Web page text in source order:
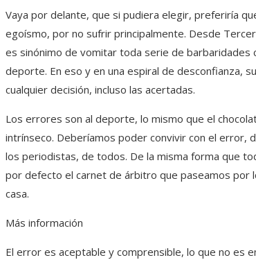
Vaya por delante, que si pudiera elegir, preferiría
egoísmo, por no sufrir principalmente. Desde
es sinónimo de vomitar toda serie de
deporte. En eso y en una espiral de desconfianza,
cualquier decisión, incluso las acertadas.
Los errores son al deporte, lo mismo que el
intrínseco. Deberíamos poder convivir con el
los periodistas, de todos. De la misma forma que
por defecto el carnet de árbitro que paseamos por
casa.
Más información
El error es aceptable y comprensible, lo que no es